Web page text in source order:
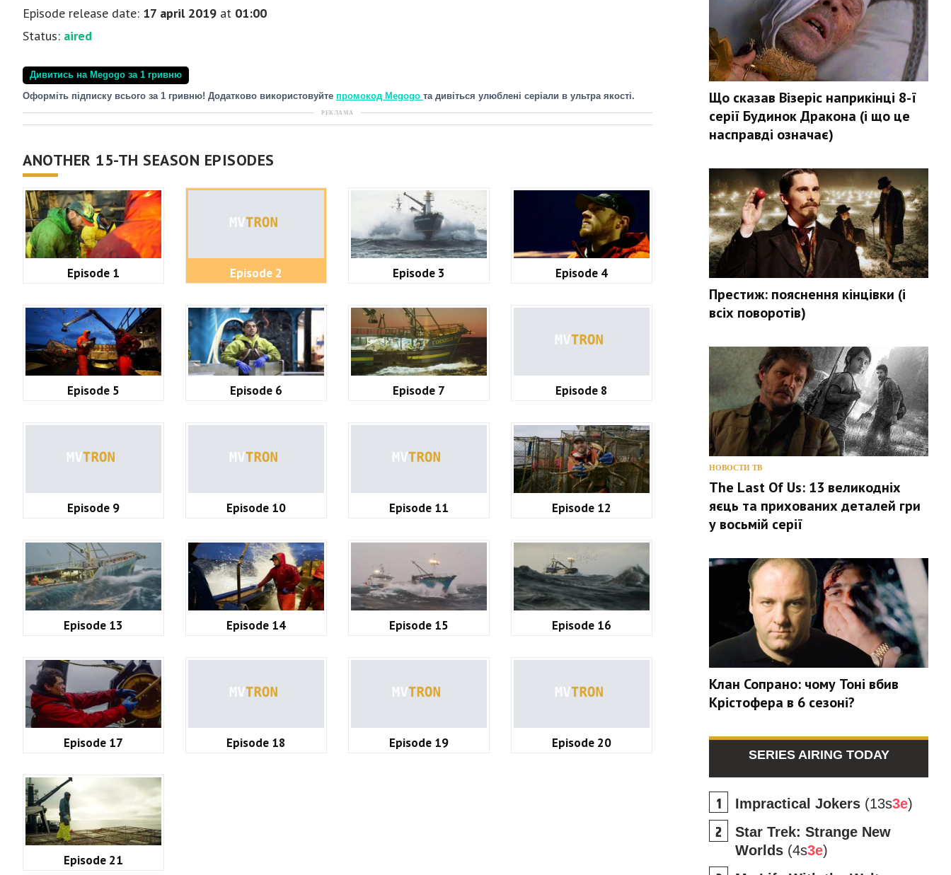
Episode release date: 17 april 2019 at 01:00
Status: aired
Дивитись на Megogo за 1 гривню
Оформіть підписку всього за 1 гривню! Додатково використовуйте промокод Megogo та дивіться улюблені серіали в ультра якості.
РЕКЛАМА
ANOTHER 15-TH SEASON EPISODES
Episode 1 Episode 2 Episode 3 Episode 4
Episode 5 Episode 6 Episode 7 Episode 8
Episode 9 Episode 10 Episode 11 Episode 12
Episode 13 Episode 14 Episode 15 Episode 16
Episode 17 Episode 18 Episode 19 Episode 20
Episode 21
Що сказав Візеріс наприкінці 8-ї
серії Будинок Дракона (і що це
насправді означає)
Престиж: пояснення кінцівки (і
всіх поворотів)
НОВОСТИ ТВ
The Last Of Us: 13 великодніх
яєць та прихованих деталей гри
у восьмій серії
Клан Сопрано: чому Тоні вбив
Крістофера в 6 сезоні?
SERIES AIRING TODAY
Impractical Jokers (13s3e)
Star Trek: Strange New
Worlds (4s3e)